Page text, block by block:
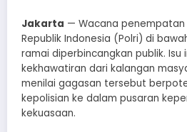
Jakarta — Wacana penempatan
Republik Indonesia (Polri) di
ramai diperbincangkan publik. Isu
kekhawatiran dari kalangan
menilai gagasan tersebut
kepolisian ke dalam pusaran
kekuasaan.